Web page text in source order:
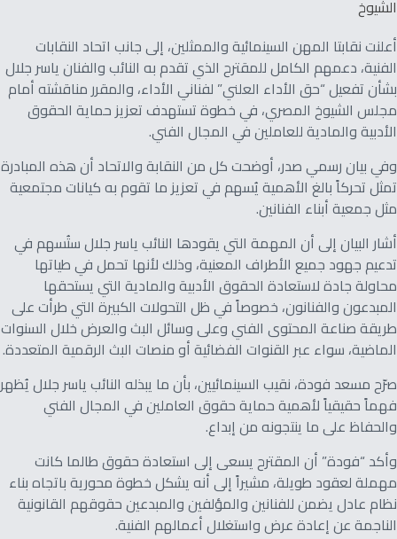
أعلنت نقابتا المهن السينمائية والممثلين، إلى جانب اتحاد النقابات
الفنية، دعمهم الكامل للمقترح الذي تقدم به النائب والفنان ياسر جلال
بشأن تفعيل “حق الأداء العلني” لفناني الأداء، والمقرر مناقشته أمام
مجلس الشيوخ المصري، في خطوة تستهدف تعزيز حماية الحقوق
الأدبية والمادية للعاملين في المجال الفني.
وفي بيان رسمي صدر، أوضحت كل من النقابة والاتحاد أن هذه المبادرة
تمثل تحركاً بالغ الأهمية يُسهم في تعزيز ما تقوم به كيانات مجتمعية
مثل جمعية أبناء الفنانين.
أشار البيان إلى أن المهمة التي يقودها النائب ياسر جلال ستُسهم في
تدعيم جهود جميع الأطراف المعنية، وذلك لأنها تحمل في طياتها
محاولة جادة لاستعادة الحقوق الأدبية والمادية التي يستحقها
المبدعون والفنانون، خصوصاً في ظل التحولات الكبيرة التي طرأت على
طريقة صناعة المحتوى الفني وعلى وسائل البث والعرض خلال السنوات
الماضية، سواء عبر القنوات الفضائية أو منصات البث الرقمية المتعددة.
صرّح مسعد فودة، نقيب السينمائيين، بأن ما يبذله النائب ياسر جلال يُظهر
فهماً حقيقياً لأهمية حماية حقوق العاملين في المجال الفني
والحفاظ على ما ينتجونه من إبداع.
وأكد “فودة” أن المقترح يسعى إلى استعادة حقوق طالما كانت
مهملة لعقود طويلة، مشيراً إلى أنه يشكل خطوة محورية باتجاه بناء
نظام عادل يضمن للفنانين والمؤلفين والمبدعين حقوقهم القانونية
الناجمة عن إعادة عرض واستغلال أعمالهم الفنية.